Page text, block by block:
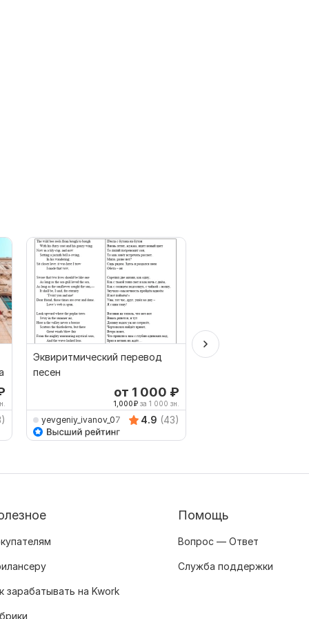
Эквиритмический перевод
песен
от 1 000 ₽
1,000₽ за 1 000 зн.
yevgeniy_ivanov_07 4.9 (43)
Сделаю
зарабатывать на Kwork
Помощь
Вопрос — Ответ
Служба поддержки